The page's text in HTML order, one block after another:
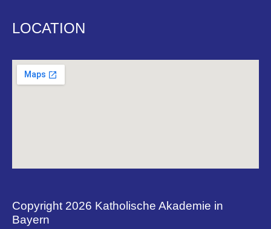
LOCATION
Copyright 2026 Katholische Akademie in
Bayern